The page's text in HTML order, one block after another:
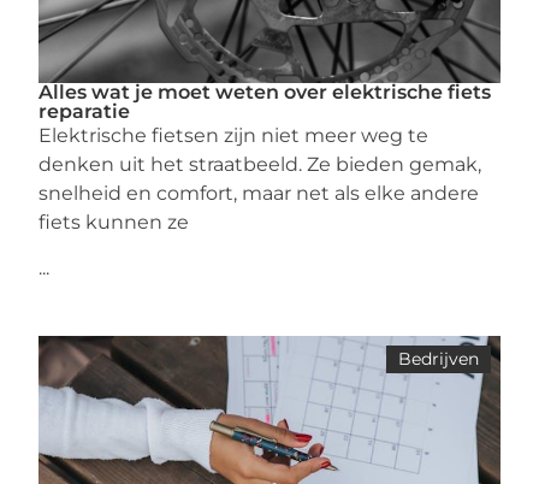
Alles wat je moet weten over elektrische fiets
reparatie
Elektrische fietsen zijn niet meer weg te
denken uit het straatbeeld. Ze bieden gemak,
snelheid en comfort, maar net als elke andere
fiets kunnen ze
...
Bedrijven